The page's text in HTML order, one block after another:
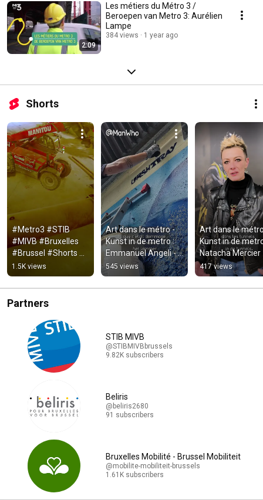
2:09
Les métiers du Métro 3 /
Beroepen van Metro 3: Aurélien
Lampe
384 views 1 year ago
Shorts
#Metro3 #STIB
#MIVB #Bruxelles
#Brussel #Shorts
#Timelapse
#Chantier #Werf
#TootsThielemans
1.5K views
Art dans le métro -
Kunst in de metro :
Emmanuel Angeli -
Station Albert
545 views
Art dans le
Kunst in de
Natacha Mercier
Station Porte de
Hal/Hallepoort
417 views
Partners
STIB MIVB
@STIBMIVBbrussels
9.82K subscribers
Beliris
@beliris2680
91 subscribers
Bruxelles Mobilité - Brussel Mobiliteit
@mobilite-mobiliteit-brussels
1.61K subscribers